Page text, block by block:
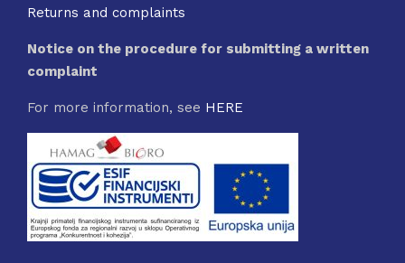
Returns and complaints
Notice on the procedure for submitting a written
complaint
For more information, see HERE